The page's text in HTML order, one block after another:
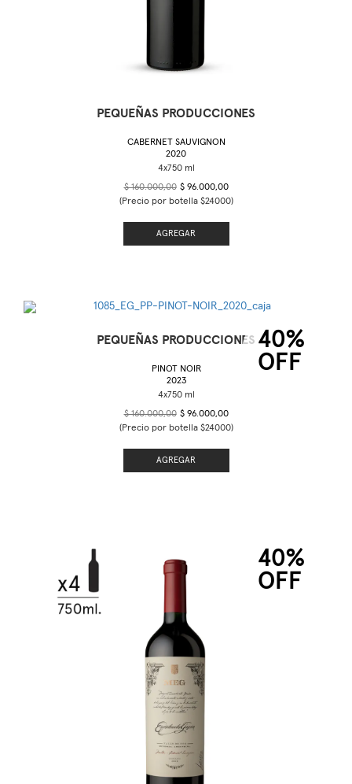
PEQUEÑAS PRODUCCIONES
CABERNET SAUVIGNON
2020
$ 160.000,00 $ 96.000,00
(Precio por botella $24000)
AGREGAR
40%
OFF
PEQUEÑAS PRODUCCIONES
PINOT NOIR
2023
$ 160.000,00 $ 96.000,00
(Precio por botella $24000)
AGREGAR
40%
OFF